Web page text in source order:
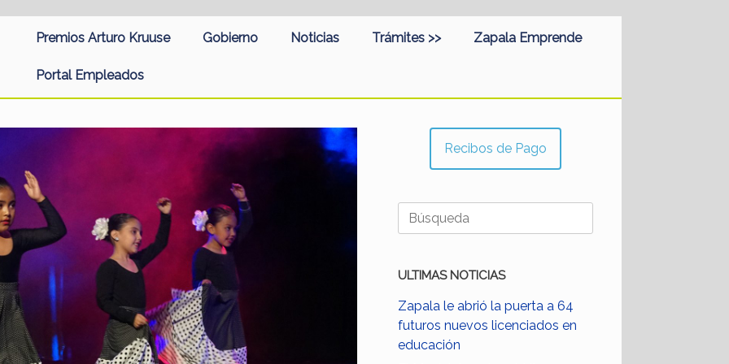
Premios Arturo Kruuse Gobierno Noticias Trámites >> Zapala Emprende
Portal Empleados
Recibos de Pago
Buscar:
ULTIMAS NOTICIAS
Zapala le abrió la puerta a 64
futuros nuevos licenciados en
educación